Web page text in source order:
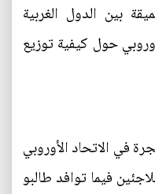
بين الدول الغربية
حول كيفية توزيع
في الاتحاد الأوروبي
فيما توافد طالبو